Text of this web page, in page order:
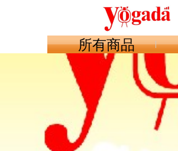
所有商品